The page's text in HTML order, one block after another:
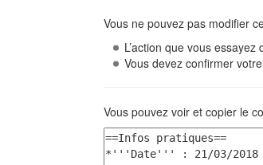
Vous ne pouvez pas modifier
L’action que vous essayez
Vous devez confirmer
Vous pouvez voir et copier le